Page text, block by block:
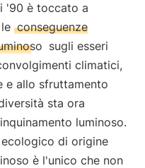
'90 è toccato a
conseguenze
sugli esseri
climatici,
e allo sfruttamento
sta ora
luminoso.
di origine
è l'unico che non